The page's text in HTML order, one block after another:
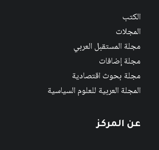
الكتب
المجلات
مجلة المستقبل العربي
مجلة إضافات
مجلة بحوث اقتصادية
المجلة العربية للعلوم السياسية
عن المركز